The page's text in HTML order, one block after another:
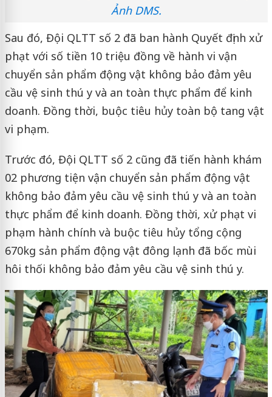
Ảnh DMS.
Sau đó, Đội QLTT số 2 đã ban hành Quyết định xử
phạt với số tiền 10 triệu đồng về hành vi vận
chuyển sản phẩm động vật không bảo đảm yêu
cầu vệ sinh thú y và an toàn thực phẩm để kinh
doanh. Đồng thời, buộc tiêu hủy toàn bộ tang vật
vi phạm.
Trước đó, Đội QLTT số 2 cũng đã tiến hành khám
02 phương tiện vận chuyển sản phẩm động vật
không bảo đảm yêu cầu vệ sinh thú y và an toàn
thực phẩm để kinh doanh. Đồng thời, xử phạt vi
phạm hành chính và buộc tiêu hủy tổng cộng
670kg sản phẩm động vật đông lạnh đã bốc mùi
hôi thối không bảo đảm yêu cầu vệ sinh thú y.